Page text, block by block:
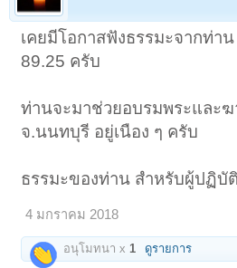
เคยมีโอกาสฟังธรรมะจากท่า
89.25 ครับ
ท่านจะมาช่วยอบรมพระและ
จ.นนทบุรี อยู่เนือง ๆ ครับ
ธรรมะของท่าน สำหรับผู้ปฏิบั
4 มกราคม 2018
อนุโมทนา x 1 ดูรายการ